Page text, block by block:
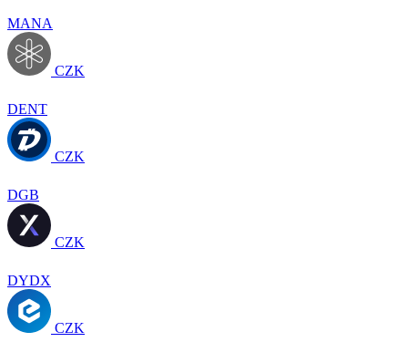
MANA
CZK
DENT
CZK
DGB
CZK
DYDX
CZK